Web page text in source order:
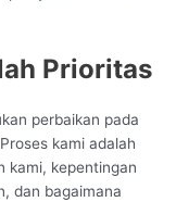
Prioritas
perbaikan pada
kami adalah
kami, kepentingan
dan bagaimana